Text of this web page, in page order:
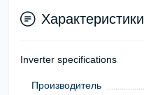
Характеристики
Inverter specifications
Производитель